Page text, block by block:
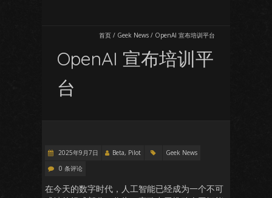
首页 / Geek News / OpenAI 宣布培训平台
OpenAI 宣布培训平
台
2025年9月7日 Beta, Pilot
Geek News
0 条评论
在今天的数字时代，人工智能已经成为一个不可